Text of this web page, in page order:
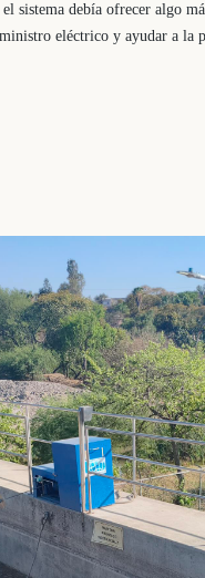
sistema debía ofrecer algo
eléctrico y ayudar a la